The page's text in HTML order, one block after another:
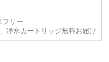
フリー
浄水カートリッジ無料お届け